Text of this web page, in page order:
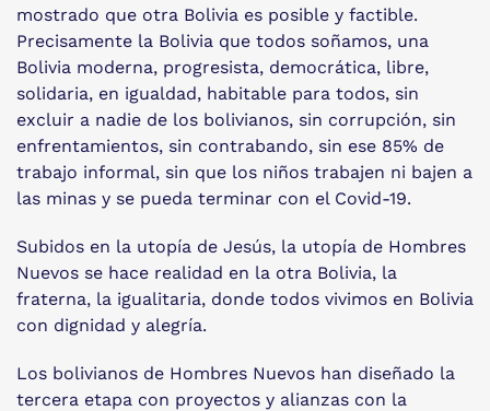
mostrado que otra Bolivia es posible y factible.
Precisamente la Bolivia que todos soñamos, una
Bolivia moderna, progresista, democrática, libre,
solidaria, en igualdad, habitable para todos, sin
excluir a nadie de los bolivianos, sin corrupción, sin
enfrentamientos, sin contrabando, sin ese 85% de
trabajo informal, sin que los niños trabajen ni bajen a
las minas y se pueda terminar con el Covid-19.
Subidos en la utopía de Jesús, la utopía de Hombres
Nuevos se hace realidad en la otra Bolivia, la
fraterna, la igualitaria, donde todos vivimos en Bolivia
con dignidad y alegría.
Los bolivianos de Hombres Nuevos han diseñado la
tercera etapa con proyectos y alianzas con la